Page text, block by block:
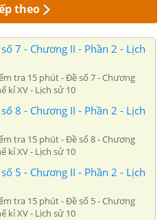
theo
7 - Chương II - Phần 2 - Lịch
tra 15 phút - Đề số 7 - Chương
kỉ XV - Lịch sử 10
8 - Chương II - Phần 2 - Lịch
tra 15 phút - Đề số 8 - Chương
kỉ XV - Lịch sử 10
5 - Chương II - Phần 2 - Lịch
tra 15 phút - Đề số 5 - Chương
kỉ XV - Lịch sử 10